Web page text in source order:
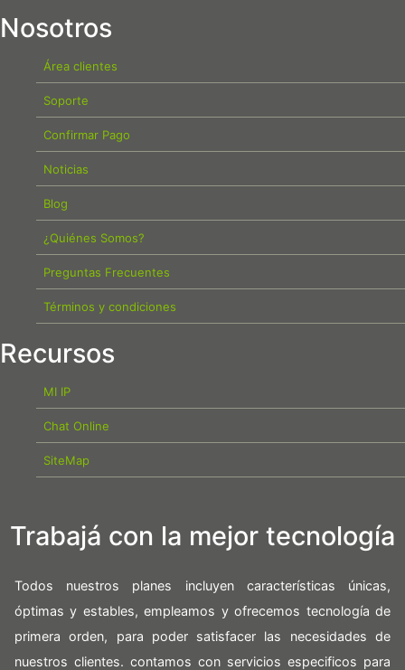
Nosotros
Área clientes
Soporte
Confirmar Pago
Noticias
Blog
¿Quiénes Somos?
Preguntas Frecuentes
Términos y condiciones
Recursos
MI IP
Chat Online
SiteMap
Trabajá con la mejor tecnología
Todos nuestros planes incluyen características únicas,
óptimas y estables, empleamos y ofrecemos tecnología de
primera orden, para poder satisfacer las necesidades de
nuestros clientes. contamos con servicios especificos para